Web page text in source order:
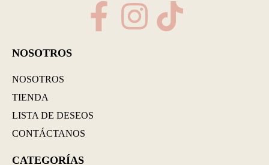
NOSOTROS
NOSOTROS
TIENDA
LISTA DE DESEOS
CONTÁCTANOS
CATEGORÍAS